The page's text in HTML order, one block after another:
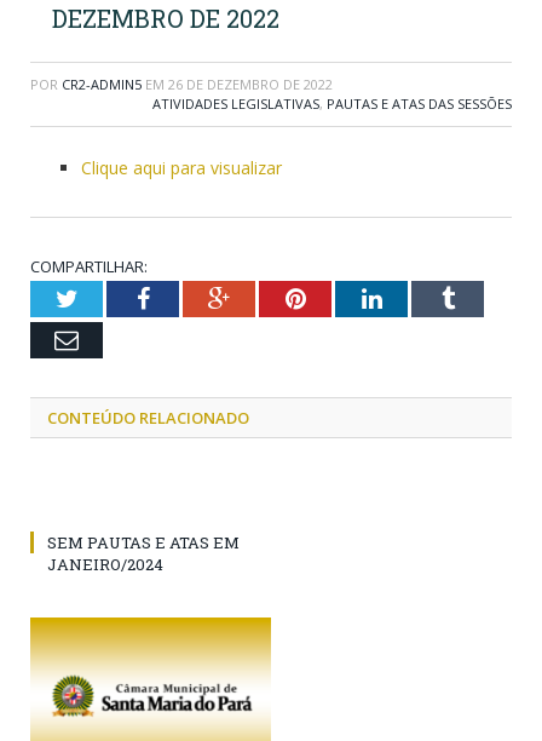
DEZEMBRO DE 2022
POR CR2-ADMIN5 EM 26 DE DEZEMBRO DE 2022
ATIVIDADES LEGISLATIVAS, PAUTAS E ATAS DAS SESSÕES
Clique aqui para visualizar
COMPARTILHAR:
TwitterFacebookGoogle+PinterestLinkedInTumblr
Email
CONTEÚDO RELACIONADO
SEM PAUTAS E ATAS EM
JANEIRO/2024